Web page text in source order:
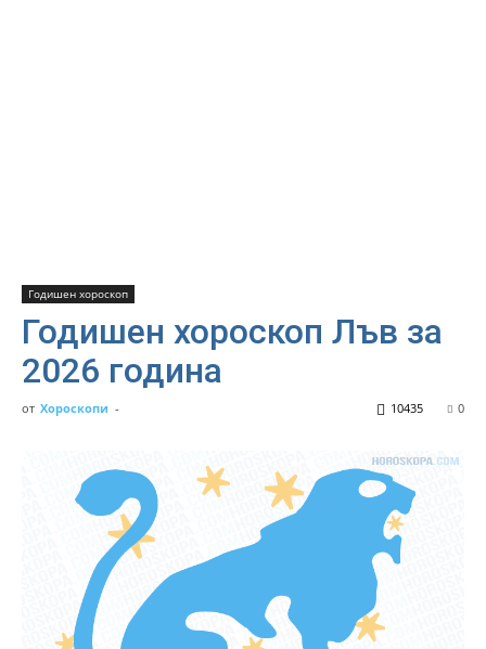
Годишен хороскоп
Годишен хороскоп Лъв за
2026 година
от Хороскопи - 0
10435